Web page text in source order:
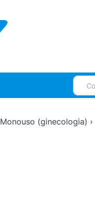
Cerca:
Monouso (ginecologia) ›